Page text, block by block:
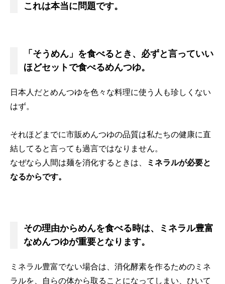
これは本当に問題です。
「そうめん」を食べるとき、必ずと言っていい
ほどセットで食べるめんつゆ。
日本人だとめんつゆを色々な料理に使う人も珍しくない
はず。
それほどまでに市販めんつゆの品質は私たちの健康に直
結してると言っても過言ではなりません。
なぜなら人間は麺を消化するときは、
ミネラルが必要と
なるからです。
その理由からめんを食べる時は、ミネラル豊富
なめんつゆが重要となります。
ミネラル豊富でない場合は、消化酵素を作るためのミネ
ラルを、自らの体から取ることになってしまい、ひいて